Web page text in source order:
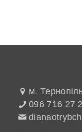
м.
096 716 27